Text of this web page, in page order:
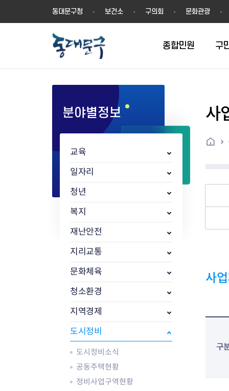
동대문구청 보건소 구의회 문화관광
종합민원
민원실안내
온라인번호표 발급(대기현황)
무인민원발급기
민원편의시책 및 제도
가족관계등록 제신고 후속절차
원스톱 통합안내
행정서비스헌장
어디서나민원
세무
건설관리
건축
구
온라인접수
온라인접수내역
구민제안
설문조사
추진현황
자주묻는질문
새소식
구정소식
보도자료
포토구정
고시공고
입법예고
문화행사
강좌교육
채용공고
유관기관소식
공모사업 알림방
코로나19
동대문구소식지
실버 소식지
출산‧양육‧
주요업무계획(2024년~)
주요업무계획(~2023년)
비전 2026
동대문구청장직 인수위원회 백
월중주요행사
정책실명제
수상현황
월별행사달력
예산일반현황
주민참여예산
지방재정공시
예산낭비신고
AI 사업 등록 관리제
동대문구 AI 사업 현황
역사
상징물
기본현황
행정구역
꽃의 도시
Walking City
상징말(BI)
도시브랜드
국내도시
이용안내
교육소식
교육프로그램
정보화교육
여성복지관
평생학습관
교육지원센터
구민 아카데미 신청
민방위
원어민 화상영어
동국 천문대
동대문교육협력특화지구
교육경비보조금 지원
일자리소식
일자리센터
직업소개사업
지리교통소식
도로명주소 안내
상세주소 부여제도
문화체육소식
문화체육시설
분야별정보
교육
일자리
청년
복지
재난안전
지리교통
문화체육
청소환경
지역경제
도시정비
도시정비소식
공동주택현황
정비사업구역현황
사
홈
사
구